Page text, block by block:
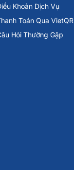
Khoản Dịch Vụ
Toán Qua VietQR
Hỏi Thường Gặp